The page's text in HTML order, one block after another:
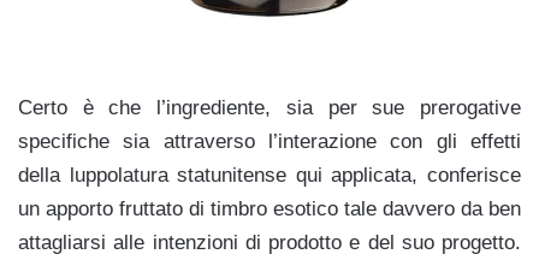
Certo è che l’ingrediente, sia per sue prerogative
specifiche sia attraverso l’interazione con gli effetti
della luppolatura statunitense qui applicata, conferisce
un apporto fruttato di timbro esotico tale davvero da ben
attagliarsi alle intenzioni di prodotto e del suo progetto.